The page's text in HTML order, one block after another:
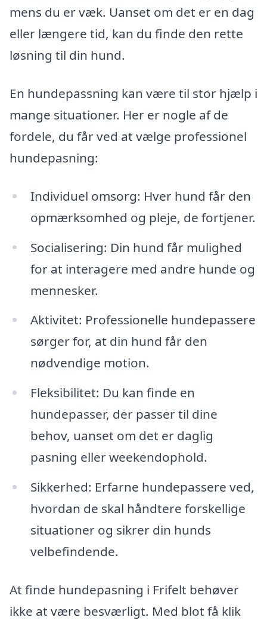
mens du er væk. Uanset om det er en dag
eller længere tid, kan du finde den rette
løsning til din hund.
En hundepassning kan være til stor hjælp i
mange situationer. Her er nogle af de
fordele, du får ved at vælge professionel
hundepasning:
Individuel omsorg: Hver hund får den
opmærksomhed og pleje, de fortjener.
Socialisering: Din hund får mulighed
for at interagere med andre hunde og
mennesker.
Aktivitet: Professionelle hundepassere
sørger for, at din hund får den
nødvendige motion.
Fleksibilitet: Du kan finde en
hundepasser, der passer til dine
behov, uanset om det er daglig
pasning eller weekendophold.
Sikkerhed: Erfarne hundepassere ved,
hvordan de skal håndtere forskellige
situationer og sikrer din hunds
velbefindende.
At finde hundepasning i Frifelt behøver
ikke at være besværligt. Med blot få klik